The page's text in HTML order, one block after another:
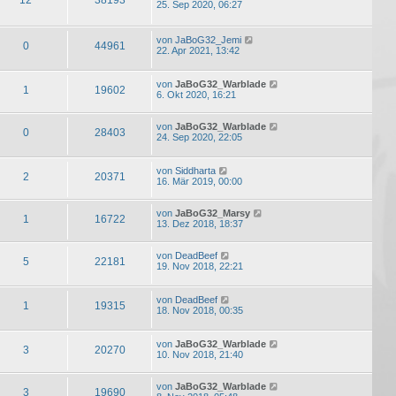
25. Sep 2020, 06:27
0 44961 von JaBoG32_Jemi
22. Apr 2021, 13:42
1 19602 von JaBoG32_Warblade
6. Okt 2020, 16:21
0 28403 von JaBoG32_Warblade
24. Sep 2020, 22:05
2 20371 von Siddharta
16. Mär 2019, 00:00
1 16722 von JaBoG32_Marsy
13. Dez 2018, 18:37
5 22181 von DeadBeef
19. Nov 2018, 22:21
1 19315 von DeadBeef
18. Nov 2018, 00:35
3 20270 von JaBoG32_Warblade
10. Nov 2018, 21:40
3 19690 von JaBoG32_Warblade